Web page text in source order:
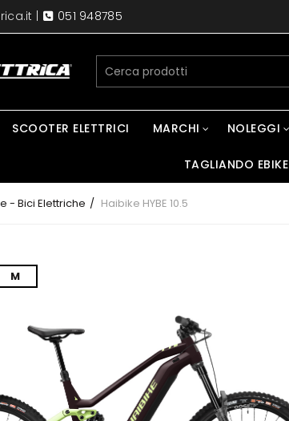
051 948785
SCOOTER ELETTRICI MARCHI NOLEGGI
TAGLIANDO EBIKE
- Bici Elettriche Haibike HYBE 10.5
M